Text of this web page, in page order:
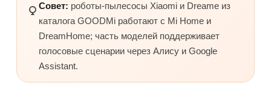
Совет: роботы-пылесосы Xiaomi и Dreame из
каталога GOODMi работают с Mi Home и
DreamHome; часть моделей поддерживает
голосовые сценарии через Алису и Google
Assistant.